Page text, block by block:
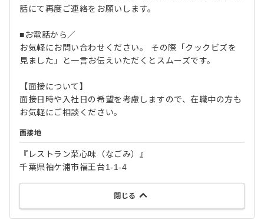
話にて再度ご連絡をお願いします。
■お電話から／
お気軽にお問い合わせください。 その際「クックビズを
見ました」と一言お伝えいただくとスムーズです。
【面接について】
面接日時や入社日の希望を考慮しますので、在職中の方も
お気軽にご相談ください。
面接地
『レストラン菜心味（なごみ）』
千葉県袖ケ浦市福王台1-1-4
閉じる